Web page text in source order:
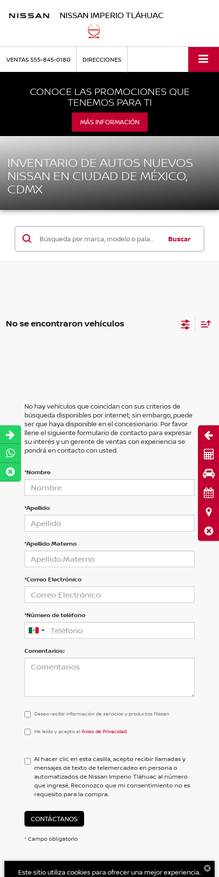
NISSAN IMPERIO TLÁHUAC
VENTAS555-845-0180 DIRECCIONES
CONOCE LAS PROMOCIONES QUE
TENEMOS PARA TI
MÁS INFORMACIÓN
INVENTARIO DE AUTOS NUEVOS
NISSAN EN CIUDAD DE MÉXICO,
CDMX
Buscar
No se encontraron vehículos
No hay vehículos que coincidan con sus criterios de
búsqueda disponibles por internet; sin embargo, puede
ser que haya disponible en el concesionario. Por favor
llene el siguiente formulario de contacto para expresar
su interés y un gerente de ventas con experiencia se
pondrá en contacto con usted.
*Nombre
*Apellido
*Apellido Materno
*Correo Electrónico
*Número de teléfono
Comentarios:
Deseo recibir información de servicios y productos Nissan
He
acepto
href='/privacy.aspx'
target='_blank'>Aviso
He leído y acepto el Aviso de Privacidad
Al hacer clic en esta casilla, acepto recibir llamadas y
mensajes de texto de telemercadeo en persona o
automatizados de Nissan Imperio Tláhuac al número
que ingresé. Reconozco que mi consentimiento no es
requesito para la compra.
CONTÁCTANOS
* Campo obligatorio
Este sitio utiliza cookies para ofrecer una mejor experiencia.